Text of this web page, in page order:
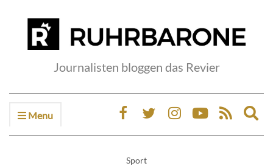
Journalisten bloggen das Revier
Menu
Sport